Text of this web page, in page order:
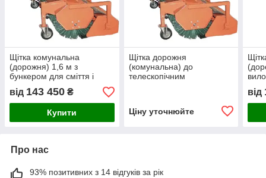
Щітка комунальна
(дорожня) 1,6 м з
бункером для сміття і
поливом
від 143 450 ₴
Купити
Щітка дорожня
(комунальна) до
телескопічним
Ціну уточнюйте
від
Про нас
93% позитивних з 14 відгуків за рік